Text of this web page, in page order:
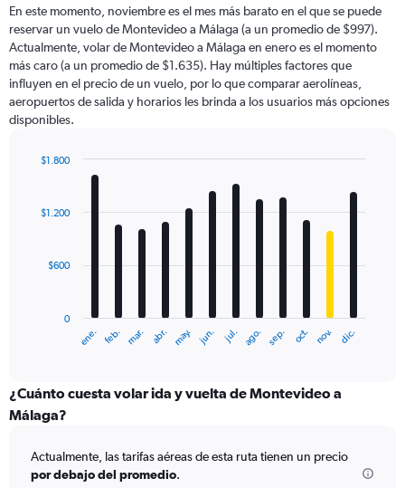
categories.
The
chart
has
1
Y
axis
values.
to
En este momento, noviembre es el mes más barato en el que se puede
reservar un vuelo de Montevideo a Málaga (a un promedio de $997).
Actualmente, volar de Montevideo a Málaga en enero es el momento
más caro (a un promedio de $1.635). Hay múltiples factores que
influyen en el precio de un vuelo, por lo que comparar aerolíneas,
aeropuertos de salida y horarios les brinda a los usuarios más opciones
disponibles.
with
12
The
categories.
Range:
12
The
chart
ene. feb. mar. abr. may. jun. jul. ago. sep. oct. nov. dic.
0
$600
$1.200
$1.800
¿Cuánto cuesta volar ida y vuelta de Montevideo a
Málaga?
Actualmente, las tarifas aéreas de esta ruta tienen un precio
por debajo del promedio.